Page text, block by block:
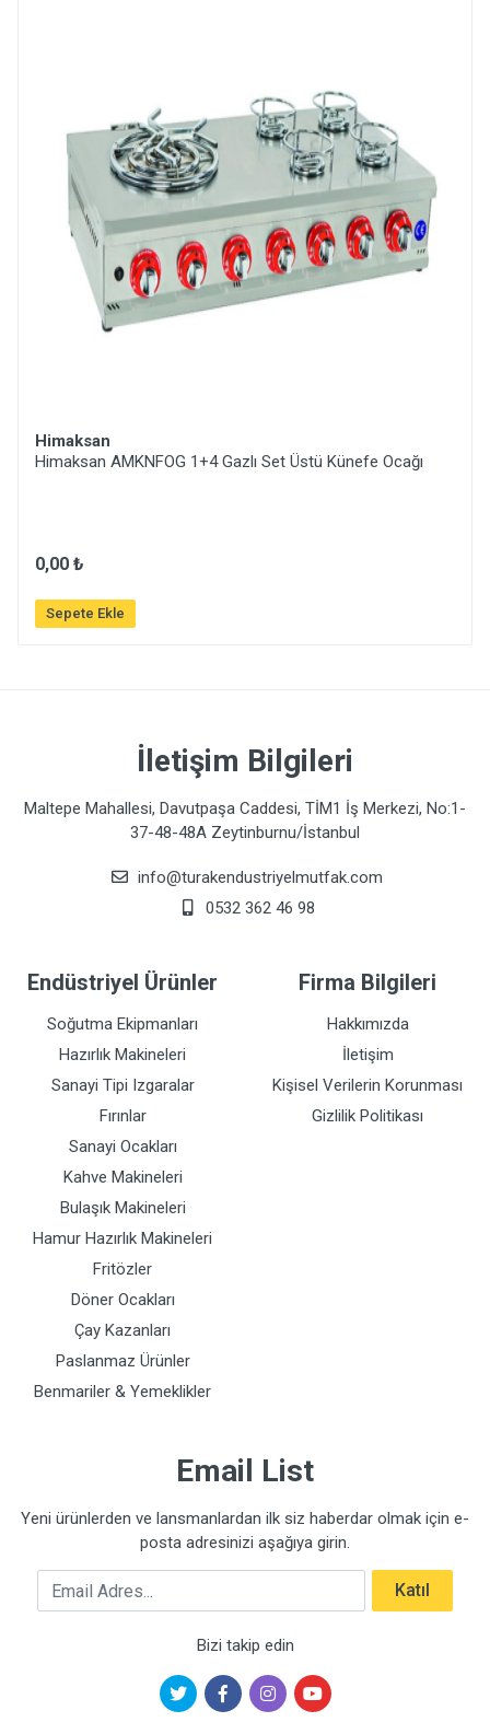
Himaksan
Himaksan AMKNFOG 1+4 Gazlı Set Üstü Künefe Ocağı
0,00 ₺
Sepete Ekle
İletişim Bilgileri
Maltepe Mahallesi, Davutpaşa Caddesi, TİM1 İş Merkezi, No:1-
37-48-48A Zeytinburnu/İstanbul
info@turakendustriyelmutfak.com
0532 362 46 98
Endüstriyel Ürünler
Soğutma Ekipmanları
Hazırlık Makineleri
Sanayi Tipi Izgaralar
Fırınlar
Sanayi Ocakları
Kahve Makineleri
Bulaşık Makineleri
Hamur Hazırlık Makineleri
Fritözler
Döner Ocakları
Çay Kazanları
Paslanmaz Ürünler
Benmariler & Yemeklikler
Firma Bilgileri
Hakkımızda
İletişim
Kişisel Verilerin Korunması
Gizlilik Politikası
Email List
Yeni ürünlerden ve lansmanlardan ilk siz haberdar olmak için e-
posta adresinizi aşağıya girin.
Email Adres Katıl
Bizi takip edin